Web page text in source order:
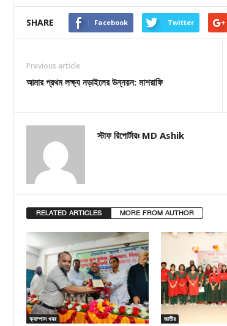
SHARE Facebook Twitter
Previous article
আমার প্রথম লক্ষ্য নড়াইলের উন্নয়ন: মাশরাফি
স্টাফ রিপোর্টারঃ MD Ashik
RELATED ARTICLES MORE FROM AUTHOR
ক্যাম্পাস খবর জাতীয়